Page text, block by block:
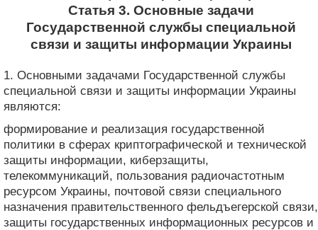
Статья 3. Основные задачи
Государственной службы специальной
связи и защиты информации Украины
1. Основными задачами Государственной службы
специальной связи и защиты информации Украины
являются:
формирование и реализация государственной
политики в сферах криптографической и технической
защиты информации, киберзащиты,
телекоммуникаций, пользования радиочастотным
ресурсом Украины, почтовой связи специального
назначения правительственного фельдъегерской связи,
защиты государственных информационных ресурсов и